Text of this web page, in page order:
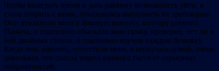
Чтобы выиграть время и дать раввину возможность уйти, я
стала спорить с ними, отказываясь выполнить их требование.
Они втолкнули меня в боковую комнату, контору раввина
Панича, и тщательно обыскали мою сумку, проверив, нет ли в
ней двойных стенок, и тщательно изучив каждую бумажку.
Когда они, наконец, отпустили меня, я вернулась домой, очень
довольная, что спасла такого важного гостя от серьезных
неприятностей.